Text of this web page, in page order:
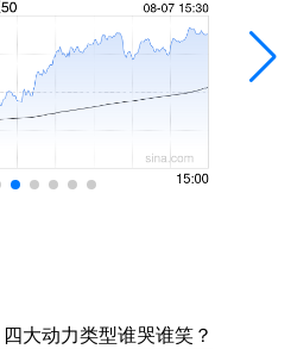
大动力类型谁哭谁笑？